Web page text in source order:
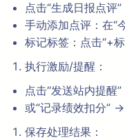
点击“生成日报点评
手动添加点评：在“
标记标签：点击“+
执行激励/提醒：
点击“发送站内提醒
或“记录绩效扣分”
保存处理结果：